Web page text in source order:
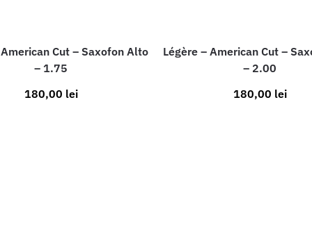
Cut – Saxofon Alto
– 1.75
180,00 lei
Légère – American Cut –
– 2.00
180,00 lei